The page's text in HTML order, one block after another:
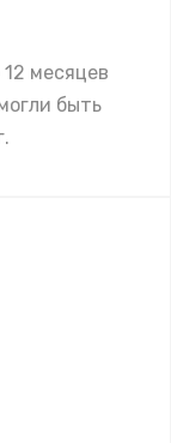
месяцев
быть